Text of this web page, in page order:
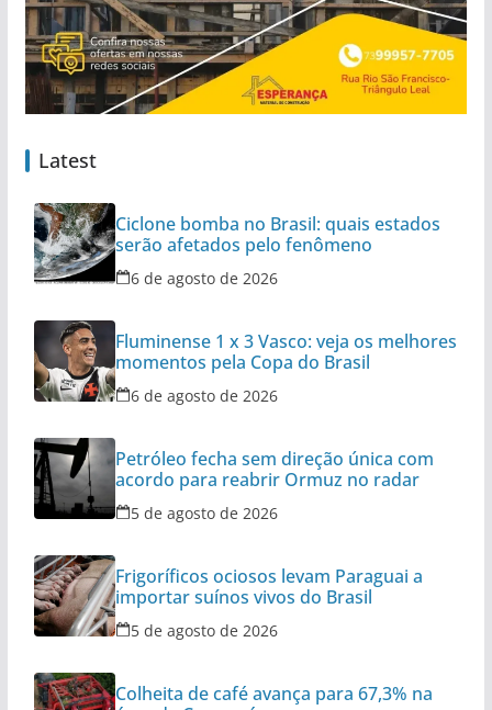
Latest
Ciclone bomba no Brasil: quais estados
serão afetados pelo fenômeno
6 de agosto de 2026
Fluminense 1 x 3 Vasco: veja os melhores
momentos pela Copa do Brasil
6 de agosto de 2026
Petróleo fecha sem direção única com
acordo para reabrir Ormuz no radar
5 de agosto de 2026
Frigoríficos ociosos levam Paraguai a
importar suínos vivos do Brasil
5 de agosto de 2026
Colheita de café avança para 67,3% na